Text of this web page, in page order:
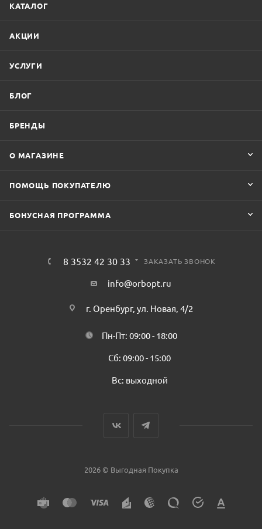
КАТАЛОГ
АКЦИИ
УСЛУГИ
БЛОГ
БРЕНДЫ
О МАГАЗИНЕ
ПОМОЩЬ ПОКУПАТЕЛЮ
БОНУСНАЯ ПРОГРАММА
8 3532 42 30 33 ЗАКАЗАТЬ ЗВОНОК
info@orbopt.ru
г. Оренбург, ул. Новая, 4/2
Пн-Пт: 09:00 - 18:00
Сб: 09:00 - 15:00
Вс: выходной
2026 © Выгодная Покупка